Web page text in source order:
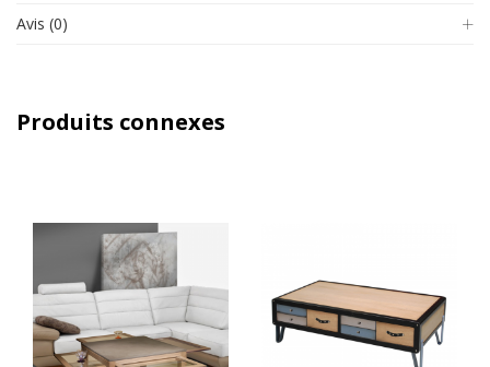
Avis (0)
Produits connexes